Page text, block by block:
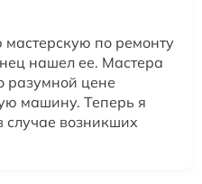
по ремонту
нашел ее. Мастера
разумной цене
машину. Теперь я
случае возникших